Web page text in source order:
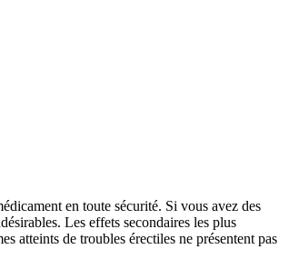
en toute sécurité. Si vous avez des
Les effets secondaires les plus
atteints de troubles érectiles ne présentent pas